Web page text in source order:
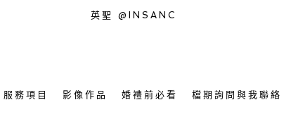
英聖 @INSANC
服務項目 影像作品 婚禮前必看 檔期詢問與我聯絡